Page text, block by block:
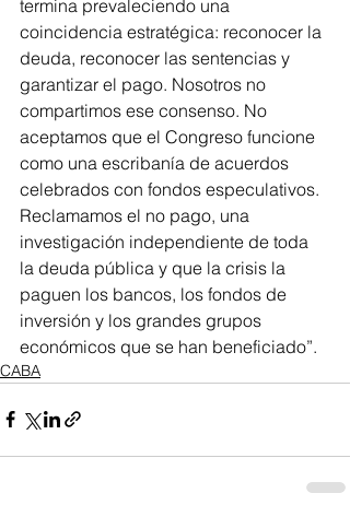
termina prevaleciendo una
coincidencia estratégica: reconocer la
deuda, reconocer las sentencias y
garantizar el pago. Nosotros no
compartimos ese consenso. No
aceptamos que el Congreso funcione
como una escribanía de acuerdos
celebrados con fondos especulativos.
Reclamamos el no pago, una
investigación independiente de toda
la deuda pública y que la crisis la
paguen los bancos, los fondos de
inversión y los grandes grupos
económicos que se han beneficiado”.
CABA